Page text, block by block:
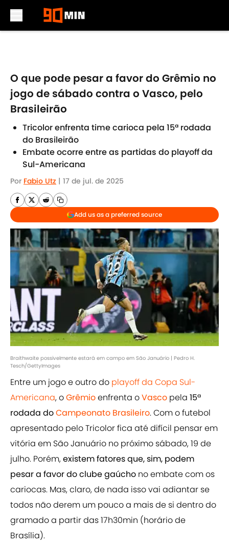
O que pode pesar a favor do Grêmio no
jogo de sábado contra o Vasco, pelo
Brasileirão
Tricolor enfrenta time carioca pela 15ª rodada
do Brasileirão
Embate ocorre entre as partidas do playoff da
Sul-Americana
Por Fabio Utz | 17 de jul. de 2025
Add us as a preferred source
Braithwaite possivelmente estará em campo em São Januário | Pedro H.
Tesch/GettyImages
Entre um jogo e outro do playoff da Copa Sul-
Americana, oGrêmioenfrenta oVasco pela 15ª
rodada doCampeonato Brasileiro. Com o futebol
apresentado pelo Tricolor fica até difícil pensar em
vitória em São Januário no próximo sábado, 19 de
julho. Porém,existem fatores que, sim, podem
pesar a favor do clube gaúcho no embate com os
cariocas. Mas, claro, de nada isso vai adiantar se
todos não derem um pouco a mais de si dentro do
gramado a partir das 17h30min (horário de
Brasília).